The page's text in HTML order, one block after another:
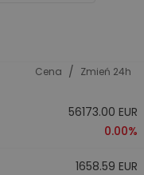
Cena / Zmień 24h
56173.00 EUR
0.00%
1658.59 EUR